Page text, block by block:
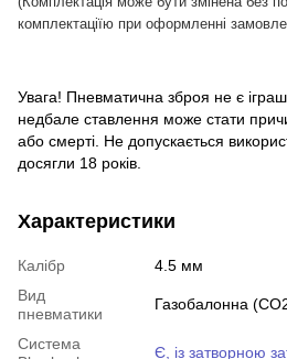
комплектаціїю при оформленні
Увага! Пневматична зброя не є
недбале ставлення може стати
або смерті. Не допускається
досягли 18 років.
Характеристики
Калібр
4.5 мм
Вид
пневматики
Газобалонна
Система
Є, із затворною